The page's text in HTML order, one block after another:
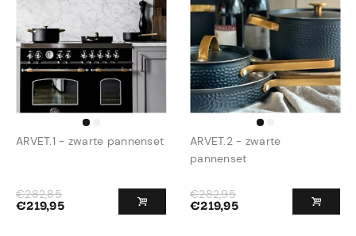
ARVET.1 - zwarte pannenset
€282,85
€219,95
ARVET.2 - zwarte
pannenset
€282,95
€219,95